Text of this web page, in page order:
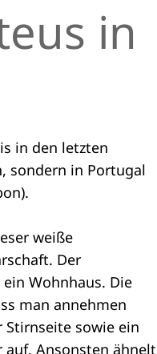
in
in den letzten
sondern in Portugal
weiße
Der
Wohnhaus. Die
man annehmen
Stirnseite sowie ein
auf. Ansonsten ähnelt